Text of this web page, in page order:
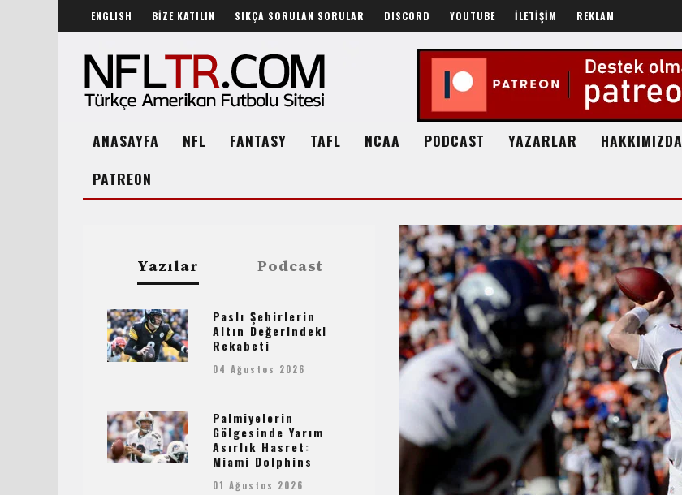
ENGLISH BİZE KATILIN SIKÇA SORULAN SORULAR DISCORD YOUTUBE İLETİŞİM REKLAM
ANASAYFA NFL FANTASY TAFL NCAA PODCAST YAZARLAR HAKKIMIZDA
PATREON
Yazılar Podcast
Paslı Şehirlerin
Altın Değerindeki
Rekabeti
04 Ağustos 2026
Palmiyelerin
Gölgesinde Yarım
Asırlık Hasret:
Miami Dolphins
01 Ağustos 2026